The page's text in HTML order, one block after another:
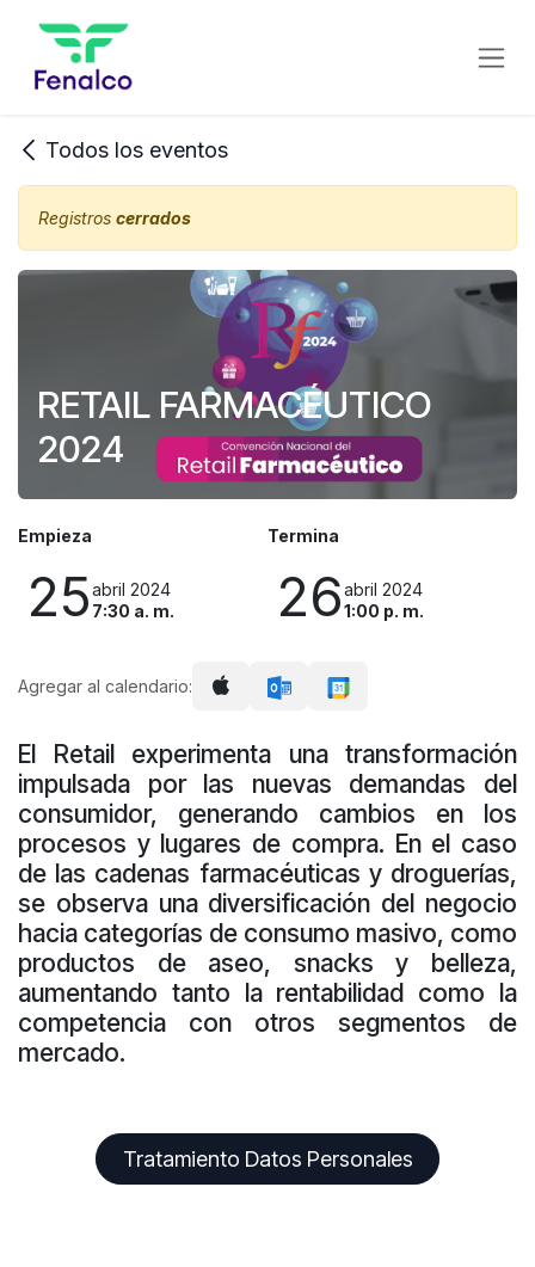
Todos los eventos
Registros cerrados
RETAIL FARMACÉUTICO
2024
Empieza
25abril 2024
7:30 a. m.
Termina
26abril 2024
1:00 p. m.
Agregar al calendario:
El Retail experimenta una transformación
impulsada por las nuevas demandas del
consumidor, generando cambios en los
procesos y lugares de compra. En el caso
de las cadenas farmacéuticas y droguerías,
se observa una diversificación del negocio
hacia categorías de consumo masivo, como
productos de aseo, snacks y belleza,
aumentando tanto la rentabilidad como la
competencia con otros segmentos de
mercado.
Tratamiento Datos Personales